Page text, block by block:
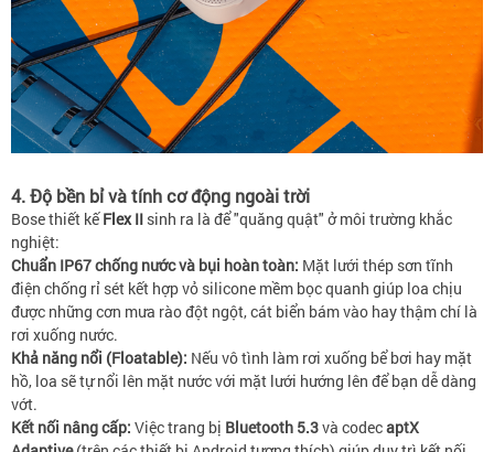
4. Độ bền bỉ và tính cơ động ngoài trời
Bose thiết kếFlex II sinh ra là để "quăng quật" ở môi trường khắc
nghiệt:
Chuẩn IP67 chống nước và bụi hoàn toàn: Mặt lưới thép sơn tĩnh
điện chống rỉ sét kết hợp vỏ silicone mềm bọc quanh giúp loa chịu
được những cơn mưa rào đột ngột, cát biển bám vào hay thậm chí là
rơi xuống nước.
Khả năng nổi (Floatable): Nếu vô tình làm rơi xuống bể bơi hay mặt
hồ, loa sẽ tự nổi lên mặt nước với mặt lưới hướng lên để bạn dễ dàng
vớt.
Kết nối nâng cấp: Việc trang bị Bluetooth 5.3và codecaptX